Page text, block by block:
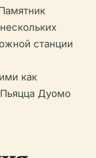
станции
как
Дуомо